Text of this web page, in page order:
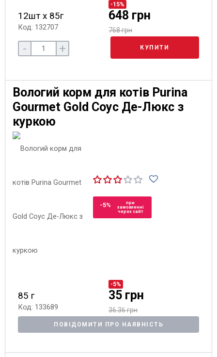
12шт х 85г
Код: 132707
-15%
648 грн
768 грн
- + КУПИТИ
Вологий корм для котів Purina
Gourmet Gold Соус Де-Люкс з
куркою
-5%
при
замовленні
через сайт
85 г
Код: 133689
-5%
35 грн
36.36 грн
ПОВІДОМИТИ ПРО НАЯВНІСТЬ